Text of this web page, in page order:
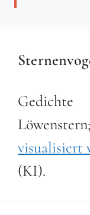
visualisiert
(KI).